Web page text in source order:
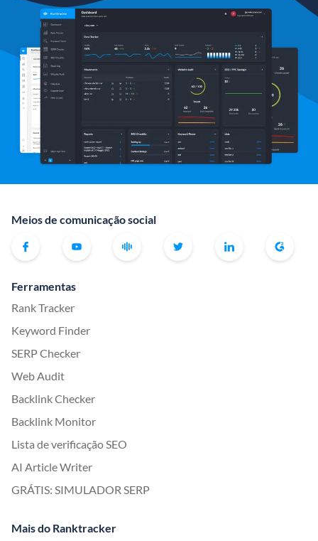
Meios de comunicação social
Ferramentas
Rank Tracker
Keyword Finder
SERP Checker
Web Audit
Backlink Checker
Backlink Monitor
Lista de verificação SEO
AI Article Writer
GRÁTIS: SIMULADOR SERP
Mais do Ranktracker